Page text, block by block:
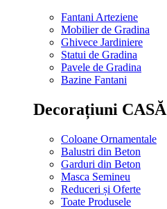
Fantani Arteziene
Mobilier de Gradina
Ghivece Jardiniere
Statui de Gradina
Pavele de Gradina
Bazine Fantani
Decorațiuni CASĂ
Coloane Ornamentale
Balustri din Beton
Garduri din Beton
Masca Semineu
Reduceri și Oferte
Toate Produsele